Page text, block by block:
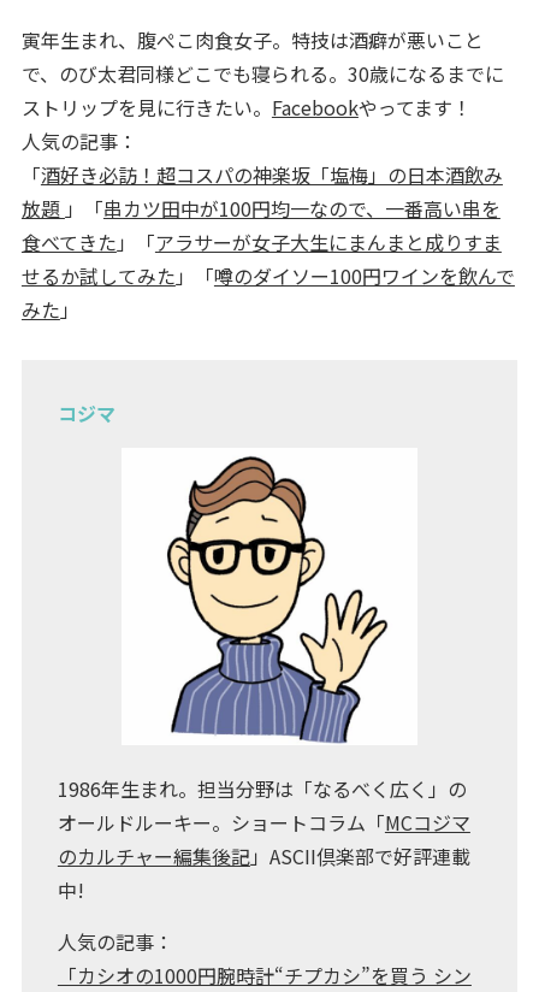
寅年生まれ、腹ぺこ肉食女子。特技は酒癖が悪いこと
で、のび太君同様どこでも寝られる。30歳になるまでに
ストリップを見に行きたい。 Facebookやってます！
人気の記事：
「酒好き必訪！超コスパの神楽坂「塩梅」の日本酒飲み
放題 」「串カツ田中が100円均一なので、一番高い串を
食べてきた 」「アラサーが女子大生にまんまと成りすま
せるか試してみた 」「噂のダイソー100円ワインを飲んで
みた 」
コジマ
1986年生まれ。担当分野は「なるべく広く」の
オールドルーキー。ショートコラム「MCコジマ
のカルチャー編集後記」ASCII倶楽部で好評連載
中!
人気の記事：
「カシオの1000円腕時計“チプカシ”を買う シン